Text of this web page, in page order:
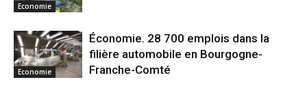
Economie
Economie
Économie. 28 700 emplois dans la
filière automobile en Bourgogne-
Franche-Comté